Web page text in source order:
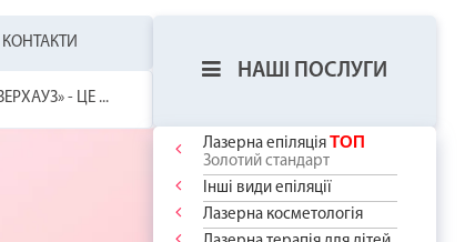
КОНТАКТИ
- ЦЕ ...
НАШІ ПОСЛУГИ
Лазерна епіляція ТОП
Золотий стандарт
Інші види епіляції
Лазерна косметологія
ВЖЕ